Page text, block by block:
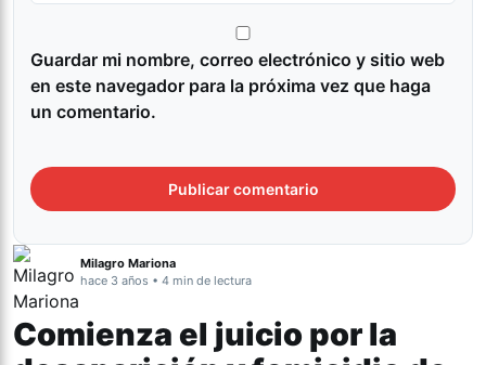
Guardar mi nombre, correo electrónico y sitio web
en este navegador para la próxima vez que haga
un comentario.
Milagro Mariona
hace 3 años • 4 min de lectura
Comienza el juicio por la